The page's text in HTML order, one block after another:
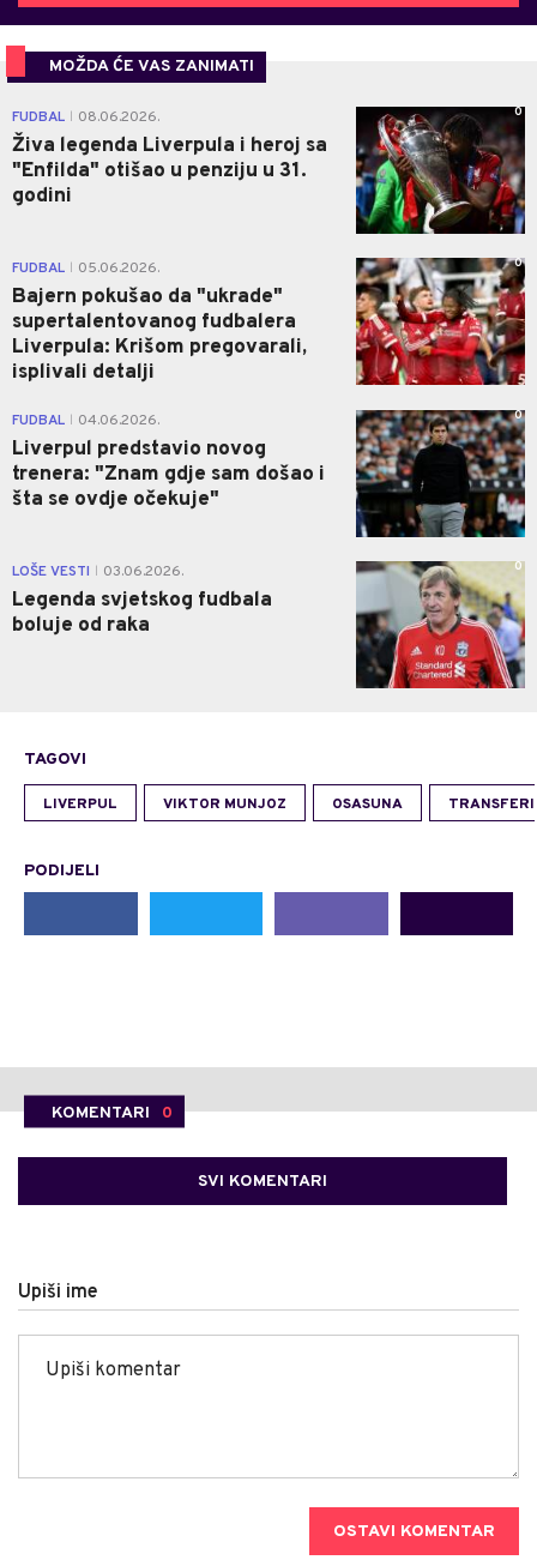
MOŽDA ĆE VAS ZANIMATI
FUDBAL 08.06.2026.
Živa legenda Liverpula i heroj sa
"Enfilda" otišao u penziju u 31.
godini
0
FUDBAL 05.06.2026.
Bajern pokušao da "ukrade"
supertalentovanog fudbalera
Liverpula: Krišom pregovarali,
isplivali detalji
0
FUDBAL 04.06.2026.
Liverpul predstavio novog
trenera: "Znam gdje sam došao i
šta se ovdje očekuje"
0
LOŠE VESTI 03.06.2026.
Legenda svjetskog fudbala
boluje od raka
0
TAGOVI
LIVERPUL VIKTOR MUNJOZ OSASUNA TRANSFERI
PODIJELI
KOMENTARI 0
SVI KOMENTARI
Upiši ime
OSTAVI KOMENTAR